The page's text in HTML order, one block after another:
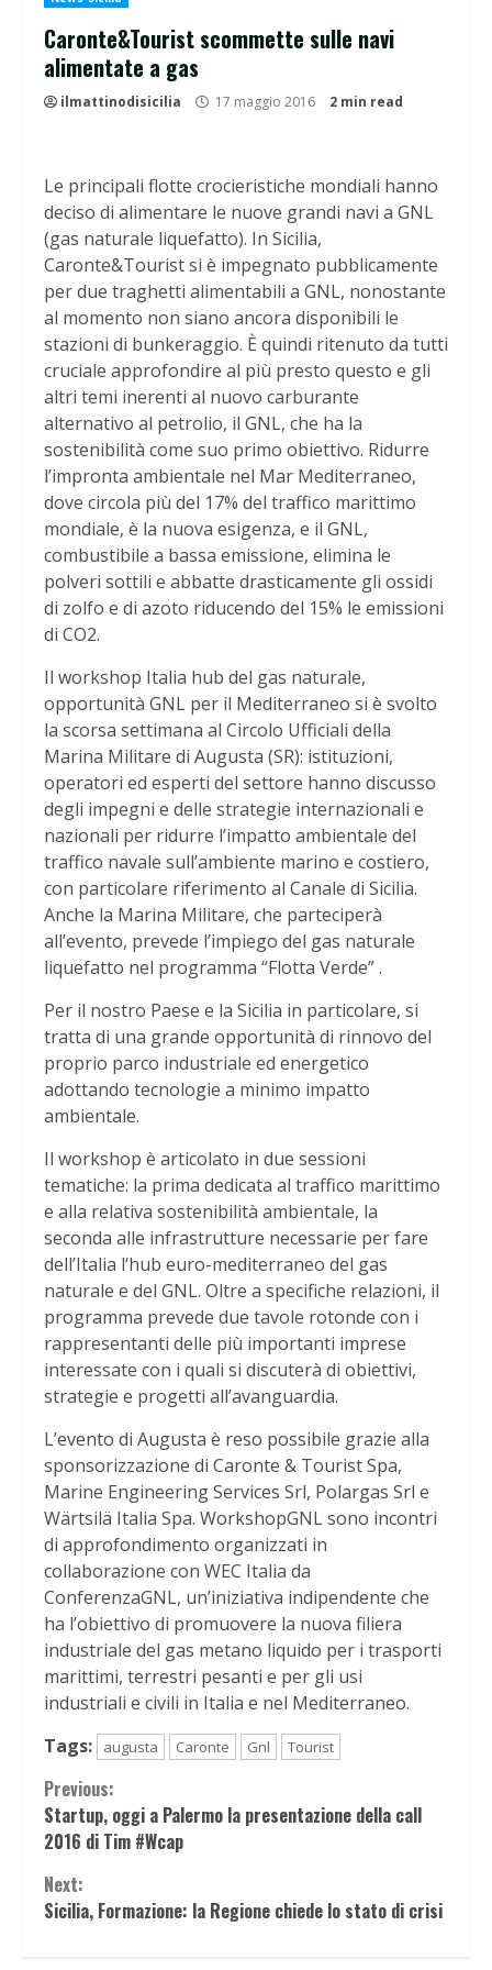
Caronte&Tourist scommette sulle navi
alimentate a gas
ilmattinodisicilia 17 maggio 2016 2 min read
Le principali flotte crocieristiche mondiali hanno
deciso di alimentare le nuove grandi navi a GNL
(gas naturale liquefatto). In Sicilia,
Caronte&Tourist si è impegnato pubblicamente
per due traghetti alimentabili a GNL, nonostante
al momento non siano ancora disponibili le
stazioni di bunkeraggio. È quindi ritenuto da tutti
cruciale approfondire al più presto questo e gli
altri temi inerenti al nuovo carburante
alternativo al petrolio, il GNL, che ha la
sostenibilità come suo primo obiettivo. Ridurre
l’impronta ambientale nel Mar Mediterraneo,
dove circola più del 17% del traffico marittimo
mondiale, è la nuova esigenza, e il GNL,
combustibile a bassa emissione, elimina le
polveri sottili e abbatte drasticamente gli ossidi
di zolfo e di azoto riducendo del 15% le emissioni
di CO2.
Il workshop Italia hub del gas naturale,
opportunità GNL per il Mediterraneo si è svolto
la scorsa settimana al Circolo Ufficiali della
Marina Militare di Augusta (SR): istituzioni,
operatori ed esperti del settore hanno discusso
degli impegni e delle strategie internazionali e
nazionali per ridurre l’impatto ambientale del
traffico navale sull’ambiente marino e costiero,
con particolare riferimento al Canale di Sicilia.
Anche la Marina Militare, che parteciperà
all’evento, prevede l’impiego del gas naturale
liquefatto nel programma “Flotta Verde” .
Per il nostro Paese e la Sicilia in particolare, si
tratta di una grande opportunità di rinnovo del
proprio parco industriale ed energetico
adottando tecnologie a minimo impatto
ambientale.
Il workshop è articolato in due sessioni
tematiche: la prima dedicata al traffico marittimo
e alla relativa sostenibilità ambientale, la
seconda alle infrastrutture necessarie per fare
dell’Italia l‘hub euro-mediterraneo del gas
naturale e del GNL. Oltre a specifiche relazioni, il
programma prevede due tavole rotonde con i
rappresentanti delle più importanti imprese
interessate con i quali si discuterà di obiettivi,
strategie e progetti all’avanguardia.
L’evento di Augusta è reso possibile grazie alla
sponsorizzazione di Caronte & Tourist Spa,
Marine Engineering Services Srl, Polargas Srl e
Wärtsilä Italia Spa. WorkshopGNL sono incontri
di approfondimento organizzati in
collaborazione con WEC Italia da
ConferenzaGNL, un’iniziativa indipendente che
ha l’obiettivo di promuovere la nuova filiera
industriale del gas metano liquido per i trasporti
marittimi, terrestri pesanti e per gli usi
industriali e civili in Italia e nel Mediterraneo.
Tags:
augusta Caronte Gnl Tourist
Continue
Reading
Previous:
Startup, oggi a Palermo la presentazione della call
2016 di Tim #Wcap
Next:
Sicilia, Formazione: la Regione chiede lo stato di crisi